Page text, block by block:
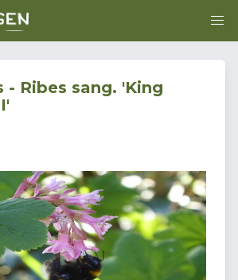
- Ribes sang. 'King